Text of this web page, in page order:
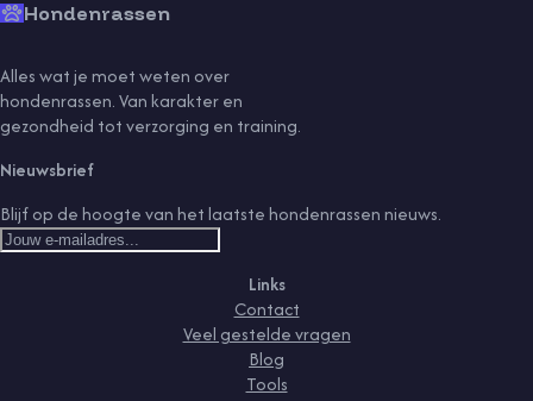
Hondenrassen
Alles wat je moet weten over
hondenrassen. Van karakter en
gezondheid tot verzorging en training.
Nieuwsbrief
Blijf op de hoogte van het laatste hondenrassen nieuws.
Links
Contact
Veel gestelde vragen
Blog
Tools